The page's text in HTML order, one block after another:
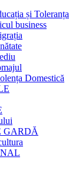
și Toleranța
business
Domestică
GARDĂ